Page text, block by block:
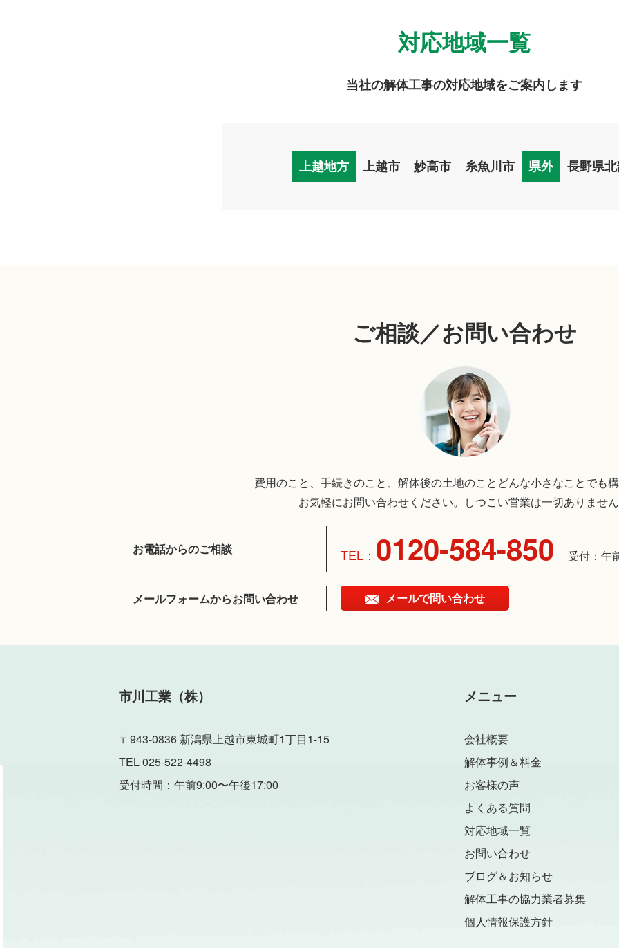
対応地域一覧
当社の解体工事の対応地域をご案内します
上越地方 上越市 妙高市 糸魚川市 県外 長野県
ご相談／お問い合わせ
費用のこと、手続きのこと、解体後の土地のことどんな小さなことでも
お気軽にお問い合わせください。しつこい営業は一切ありませ
お電話からのご相談 0120-584-850 受付：午
メールフォームからお問い合わせ メールで問い合わせ
市川工業（株）
〒943-0836 新潟県上越市東城町1丁目1-15
TEL 025-522-4498
受付時間：午前9:00〜午後17:00
メニュー
会社概要
解体事例＆料金
お客様の声
よくある質問
対応地域一覧
お問い合わせ
ブログ＆お知らせ
解体工事の協力業者募集
個人情報保護方針